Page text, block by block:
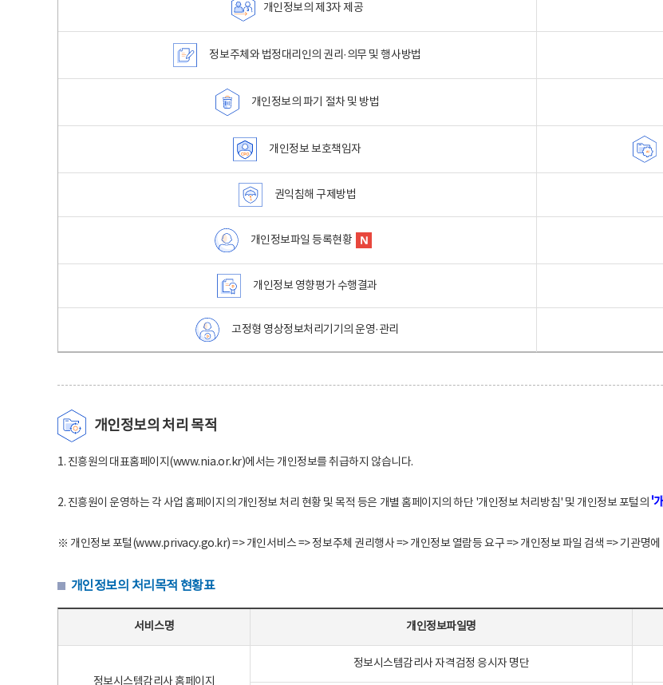
개인정보의 제3자 제공
정보주체와 법정대리인의 권리·의무 및 행사방법
개인정보의 파기 절차 및 방법
개인정보 보호책임자
권익침해 구제방법
개인정보파일 등록현황
개인정보 영향평가 수행결과
고정형 영상정보처리기기의 운영·관리
개인정보의 처리 목적
1. 진흥원의 대표홈페이지(www.nia.or.kr)에서는 개인정보를 취급하지 않습니다.
2. 진흥원이 운영하는 각 사업 홈페이지의 개인정보 처리 현황 및 목적 등은 개별 홈페이지의 하단 '개인정보 처리방침' 및 개인정보 포털의 '
※ 개인정보 포털(www.privacy.go.kr) => 개인서비스 => 정보주체 권리행사 => 개인정보 열람등 요구 => 개인정보 파일 검색 => 기관명
개인정보의 처리목적 현황표
서비스명 개인정보파일명
정보시스템감리사 홈페이지
정보시스템감리사 자격검정 응시자 명단